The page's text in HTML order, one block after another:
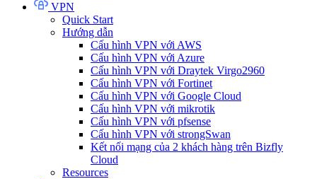
VPN
Quick Start
Hướng dẫn
Cấu hình VPN với AWS
Cấu hình VPN với Azure
Cấu hình VPN với Draytek Virgo2960
Cấu hình VPN với Fortinet
Cấu hình VPN với Google Cloud
Cấu hình VPN với mikrotik
Cấu hình VPN với pfsense
Cấu hình VPN với strongSwan
Kết nối mạng của 2 khách hàng trên Bizfly
Cloud
Resources